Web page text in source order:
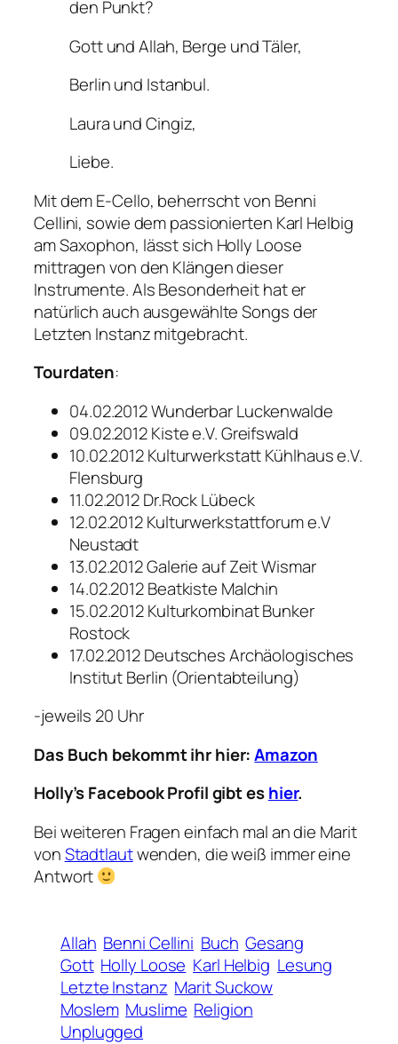
den Punkt?
Gott und Allah, Berge und Täler,
Berlin und Istanbul.
Laura und Cingiz,
Liebe.
Mit dem E-Cello, beherrscht von Benni
Cellini, sowie dem passionierten Karl Helbig
am Saxophon, lässt sich Holly Loose
mittragen von den Klängen dieser
Instrumente. Als Besonderheit hat er
natürlich auch ausgewählte Songs der
Letzten Instanz mitgebracht.
Tourdaten:
04.02.2012 Wunderbar Luckenwalde
09.02.2012 Kiste e.V. Greifswald
10.02.2012 Kulturwerkstatt Kühlhaus e.V.
Flensburg
11.02.2012 Dr.Rock Lübeck
12.02.2012 Kulturwerkstattforum e.V
Neustadt
13.02.2012 Galerie auf Zeit Wismar
14.02.2012 Beatkiste Malchin
15.02.2012 Kulturkombinat Bunker
Rostock
17.02.2012 Deutsches Archäologisches
Institut Berlin (Orientabteilung)
-jeweils 20 Uhr
Das Buch bekommt ihr hier:Amazon
Holly’s Facebook Profil gibt eshier.
Bei weiteren Fragen einfach mal an die Marit
vonStadtlautwenden, die weiß immer eine
Antwort
Allah Benni Cellini Buch Gesang
Gott Holly Loose Karl Helbig Lesung
Letzte Instanz Marit Suckow
Moslem Muslime Religion
Unplugged